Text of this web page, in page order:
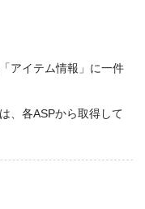
アイテム情報」に一件
、各ASPから取得して